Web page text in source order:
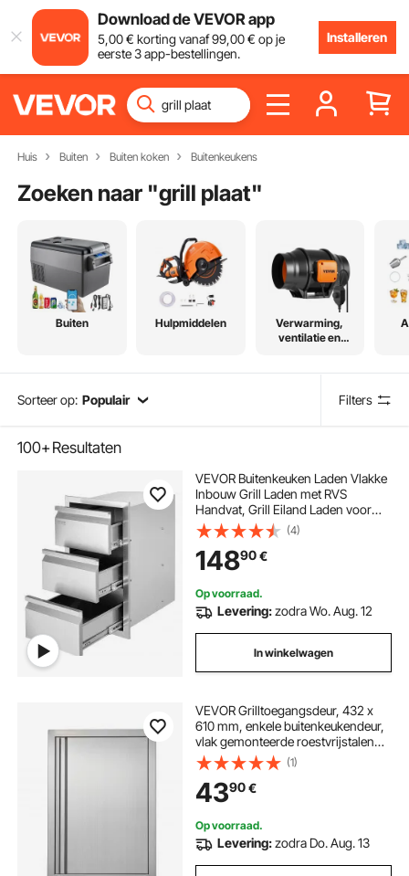
Download de VEVOR app
5,00€ korting vanaf99,00€ op je
eerste 3 app-bestellingen.
Installeren
Huis Buiten Buiten koken Buitenkeukens
Zoeken naar "grill plaat"
Buiten Hulpmiddelen
Verwarming,
ventilatie en
Sorteer op: Populair Filters
100+Resultaten
VEVOR Buitenkeuken Laden Vlakke
Inbouw Grill Laden met RVS
Handvat, Grill Eiland Laden voor
Buitenkeukens of Patio Grill Stations
377 x 646 x 480 mm
(4)
14890€
Op voorraad.
Levering:zodra Wo. Aug. 12
In winkelwagen
VEVOR Grilltoegangsdeur, 432 x
610 mm, enkele buitenkeukendeur,
vlak gemonteerde roestvrijstalen
deur, verticale wanddeur met
intrekbare handgreep, voor grill-
eiland, grillstation, buitenkast
(1)
4390€
Op voorraad.
Levering:zodra Do. Aug. 13